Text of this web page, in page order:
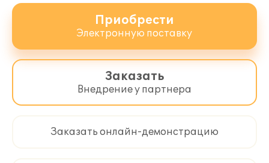
Приобрести
Электронную поставку
Заказать
Внедрение у партнера
Заказать онлайн-демонстрацию